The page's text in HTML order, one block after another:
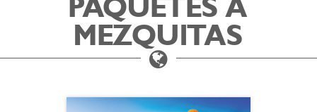
PAQUETES A
MEZQUITAS